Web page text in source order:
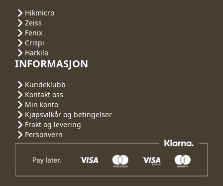
Hikmicro
Zeiss
Fenix
Crispi
Harkila
INFORMASJON
Kundeklubb
Kontakt oss
Min konto
Kjøpsvilkår og betingelser
Frakt og levering
Personvern